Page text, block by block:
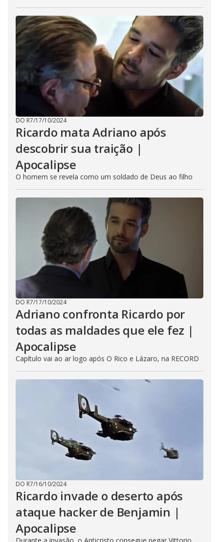
DO R7/17/10/2024
Ricardo mata Adriano após
descobrir sua traição |
Apocalipse
O homem se revela como um soldado de Deus ao filho
DO R7/17/10/2024
Adriano confronta Ricardo por
todas as maldades que ele fez |
Apocalipse
Capítulo vai ao ar logo após O Rico e Lázaro, na RECORD
DO R7/16/10/2024
Ricardo invade o deserto após
ataque hacker de Benjamin |
Apocalipse